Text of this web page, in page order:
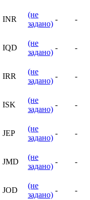
INR
(не
задано)
- -
IQD
(не
задано)
- -
IRR
(не
задано)
- -
ISK
(не
задано)
- -
JEP
(не
задано)
- -
JMD
(не
задано)
- -
JOD
(не
задано)
- -